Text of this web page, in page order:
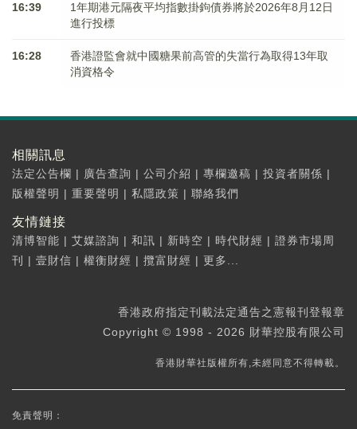
16:39
1年期港元隔夜平均指數掛鉤債券將於2026年8月12日
進行投標
16:28
香港證監會就中國糖果前高管的失當行為取得13年取
消資格令
相關訊息
法定公告欄 | 廣告查詢 | 公司介紹 | 專欄邀稿 | 投資者關係 |
版權聲明 | 重要聲明 | 私隱政策 | 聯絡我們
友情鏈接
清博智能 | 艾媒諮詢 | 和訊 | 新時空 | 時代財經 | 證券市場周
刊
| 壹財信 | 權衡財經 | 攬富財經 | 更多...
香港政府指定刊載法定通告之憲報刊登報章
Copyright © 1998 - 2026 財華控股有限公司
香港財華社版權所有,未經同意不得轉載。
免責聲明：